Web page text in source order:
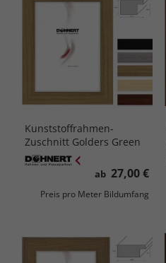
Kunststoffrahmen-
Zuschnitt Golders Green
ab 27,00 €
Preis pro Meter Bildumfang